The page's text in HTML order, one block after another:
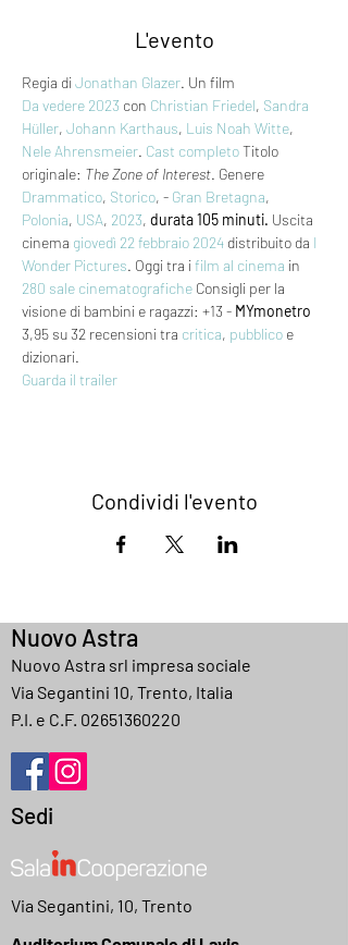
L'evento
Regia di Jonathan Glazer. Un film
Da vedere 2023 con Christian Friedel, Sandra
Hüller, Johann Karthaus, Luis Noah Witte,
Nele Ahrensmeier. Cast completo Titolo
originale: The Zone of Interest. Genere
Drammatico, Storico, - Gran Bretagna,
Polonia, USA, 2023, durata 105 minuti. Uscita
cinema giovedì 22 febbraio 2024 distribuito da I
Wonder Pictures. Oggi tra i film al cinema in
280 sale cinematografiche Consigli per la
visione di bambini e ragazzi: +13 - MYmonetro
3,95 su 32 recensioni tra critica, pubblico e
dizionari.
Guarda il trailer
Condividi l'evento
Nuovo Astra
Nuovo Astra srl impresa sociale
Via Segantini 10, Trento, Italia
P.I. e C.F. 02651360220
Sedi
Via Segantini, 10, Trento